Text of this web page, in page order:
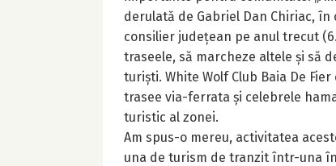
derulată de Gabriel Dan Chiriac,
consilier județean pe anul trecut
traseele, să marcheze altele și să
turiști. White Wolf Club Baia De
trasee via-ferrata și celebrele
turistic al zonei.
Am spus-o mereu, activitatea
una de turism de tranzit într-una